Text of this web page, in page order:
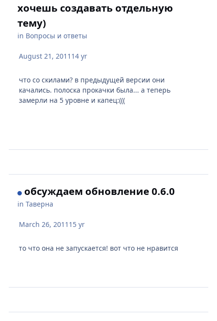
хочешь создавать отдельную
тему)
in Вопросы и ответы
August 21, 2011 14 yr
что со скилами? в предыдущей версии они
качались. полоска прокачки была... а теперь
замерли на 5 уровне и капец:(((
обсуждаем обновление 0.6.0
inТаверна
March 26, 2011 15 yr
то что она не запускается! вот что не нравится